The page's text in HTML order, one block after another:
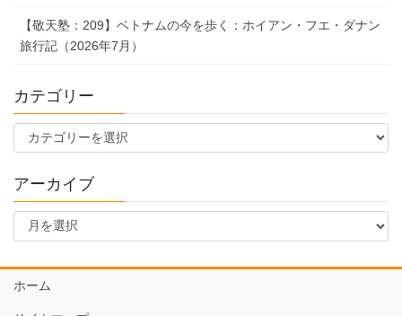
【敬天塾：209】ベトナムの今を歩く：ホイアン・フエ・ダナン
旅行記（2026年7月）
カテゴリー
テ
リ
ー
アーカイブ
ア
イ
ブ
ホーム